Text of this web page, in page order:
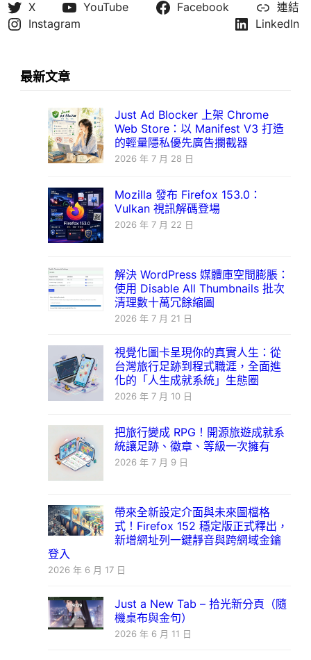
X YouTube Facebook
連結
Instagram
LinkedIn
最新文章
Just Ad Blocker 上架 Chrome
Web Store：以 Manifest V3 打造
的輕量隱私優先廣告攔截器
2026 年 7 月 28 日
Mozilla 發布 Firefox 153.0：
Vulkan 視訊解碼登場
2026 年 7 月 22 日
解決 WordPress 媒體庫空間膨脹：
使用 Disable All Thumbnails 批次
清理數十萬冗餘縮圖
2026 年 7 月 21 日
視覺化圖卡呈現你的真實人生：從
台灣旅行足跡到程式職涯，全面進
化的「人生成就系統」生態圈
2026 年 7 月 10 日
把旅行變成 RPG！開源旅遊成就系
統讓足跡、徽章、等級一次擁有
2026 年 7 月 9 日
帶來全新設定介面與未來圖檔格
式！Firefox 152 穩定版正式釋出，
新增網址列一鍵靜音與跨網域金鑰
登入
2026 年 6 月 17 日
Just a New Tab – 拾光新分頁（隨
機桌布與金句）
2026 年 6 月 11 日